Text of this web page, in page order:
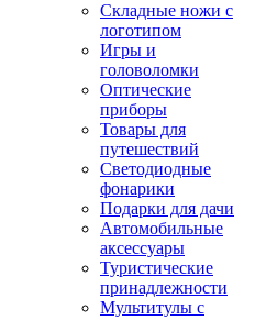
Складные ножи с
логотипом
Игры и
головоломки
Оптические
приборы
Товары для
путешествий
Светодиодные
фонарики
Подарки для дачи
Автомобильные
аксессуары
Туристические
принадлежности
Мультитулы с